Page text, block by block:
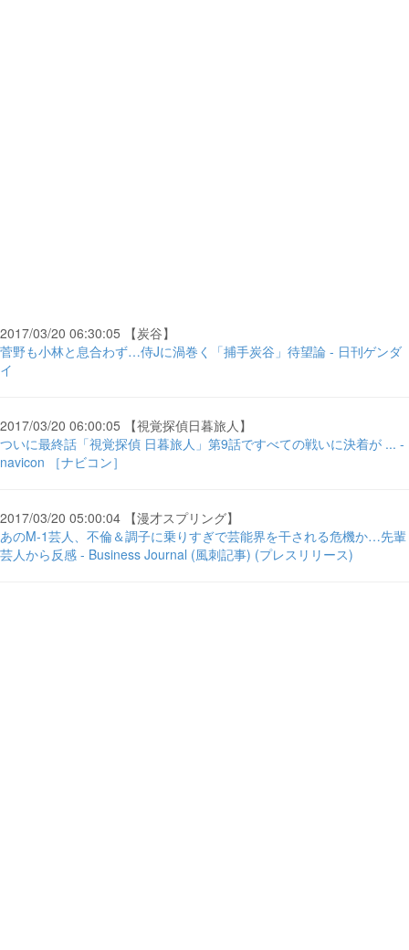
2017/03/20 06:30:05 【炭谷】
菅野も小林と息合わず…侍Jに渦巻く「捕手炭谷」待望論 - 日刊ゲンダ
イ
2017/03/20 06:00:05 【視覚探偵日暮旅人】
ついに最終話「視覚探偵 日暮旅人」第9話ですべての戦いに決着が ... -
navicon ［ナビコン］
2017/03/20 05:00:04 【漫才スプリング】
あのM-1芸人、不倫＆調子に乗りすぎで芸能界を干される危機か…先輩
芸人から反感 - Business Journal (風刺記事) (プレスリリース)